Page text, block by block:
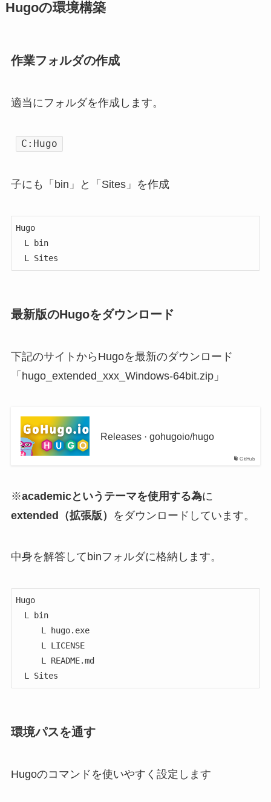
Hugoの環境構築
作業フォルダの作成
適当にフォルダを作成します。
C:Hugo
子にも「bin」と「Sites」を作成
Hugo
L bin
最新版のHugoをダウンロード
下記のサイトからHugoを最新のダウンロード
「hugo_extended_xxx_Windows-64bit.zip」
GitHub
Releases · gohugoio/hugo
※academicというテーマを使用する為に
extended（拡張版）
をダウンロードしています。
中身を解答してbinフォルダに格納します。
Hugo
L bin
L hugo.exe
L LICENSE
L README.md
環境パスを通す
Hugoのコマンドを使いやすく設定します